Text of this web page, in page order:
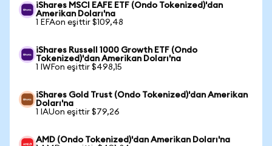
iShares MSCI EAFE ETF (Ondo Tokenized)'dan
Amerikan Doları'na
1 EFAon eşittir $109,48
iShares Russell 1000 Growth ETF (Ondo
Tokenized)'dan Amerikan Doları'na
1 IWFon eşittir $498,15
iShares Gold Trust (Ondo Tokenized)'dan Amerikan
Doları'na
1 IAUon eşittir $79,26
AMD (Ondo Tokenized)'dan Amerikan Doları'na